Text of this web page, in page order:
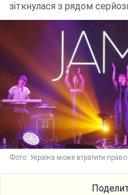
зіткнулася з рядом
Фото: Україна може втратити